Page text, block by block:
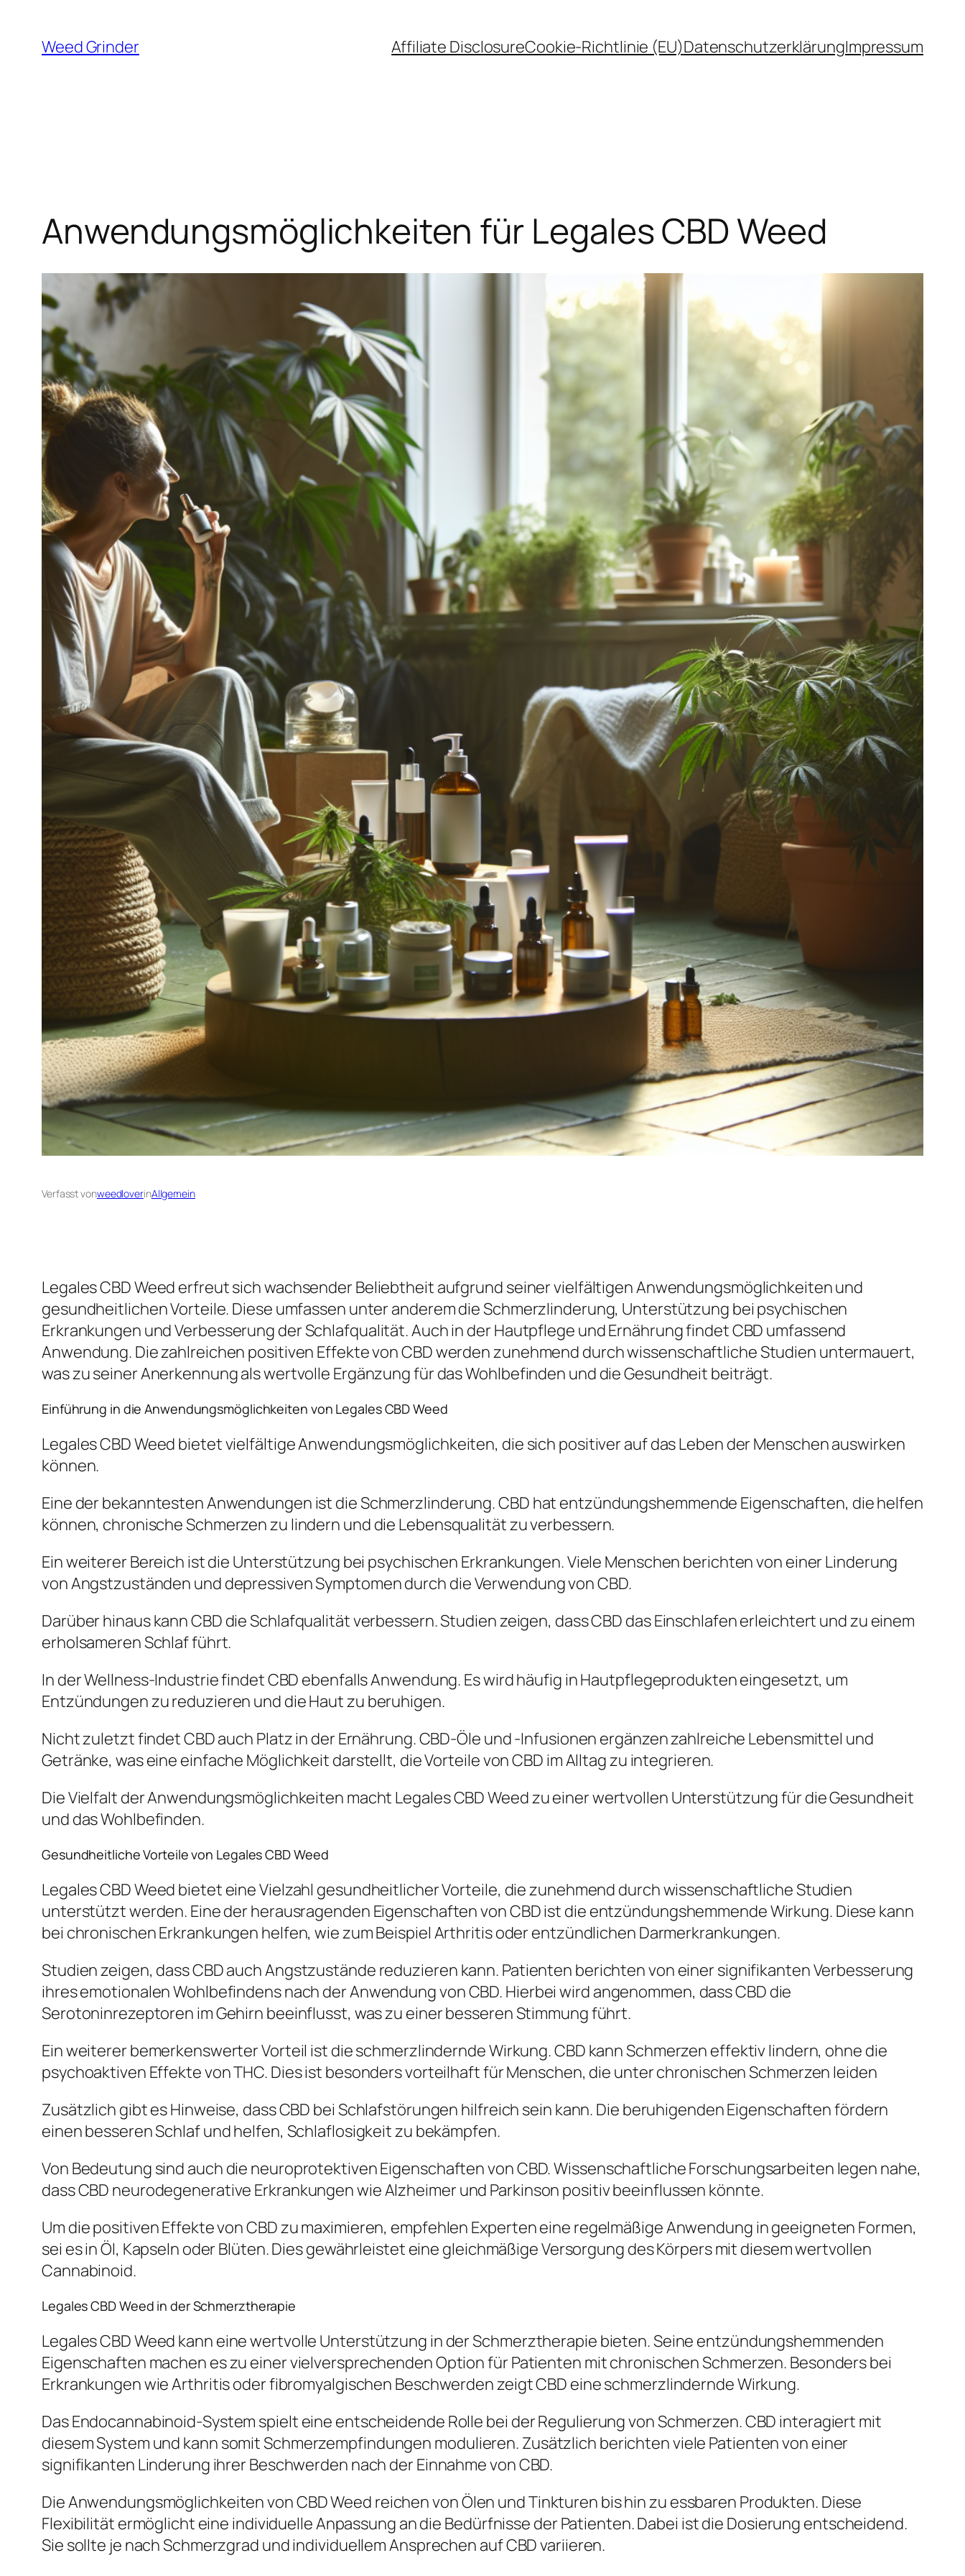
Inhalt
springen
Weed Grinder Affiliate DisclosureCookie-Richtlinie (EU)DatenschutzerklärungImpressum
Anwendungsmöglichkeiten für Legales CBD Weed
Verfasst vonweedloverinAllgemein
Legales CBD Weed erfreut sich wachsender Beliebtheit aufgrund seiner vielfältigen Anwendungsmöglichkeiten und
gesundheitlichen Vorteile. Diese umfassen unter anderem die Schmerzlinderung, Unterstützung bei psychischen
Erkrankungen und Verbesserung der Schlafqualität. Auch in der Hautpflege und Ernährung findet CBD umfassend
Anwendung. Die zahlreichen positiven Effekte von CBD werden zunehmend durch wissenschaftliche Studien untermauert,
was zu seiner Anerkennung als wertvolle Ergänzung für das Wohlbefinden und die Gesundheit beiträgt.
Einführung in die Anwendungsmöglichkeiten von Legales CBD Weed
Legales CBD Weed bietet vielfältige Anwendungsmöglichkeiten, die sich positiver auf das Leben der Menschen auswirken
können.
Eine der bekanntesten Anwendungen ist die Schmerzlinderung. CBD hat entzündungshemmende Eigenschaften, die helfen
können, chronische Schmerzen zu lindern und die Lebensqualität zu verbessern.
Ein weiterer Bereich ist die Unterstützung bei psychischen Erkrankungen. Viele Menschen berichten von einer Linderung
von Angstzuständen und depressiven Symptomen durch die Verwendung von CBD.
Darüber hinaus kann CBD die Schlafqualität verbessern. Studien zeigen, dass CBD das Einschlafen erleichtert und zu einem
erholsameren Schlaf führt.
In der Wellness-Industrie findet CBD ebenfalls Anwendung. Es wird häufig in Hautpflegeprodukten eingesetzt, um
Entzündungen zu reduzieren und die Haut zu beruhigen.
Nicht zuletzt findet CBD auch Platz in der Ernährung. CBD-Öle und -Infusionen ergänzen zahlreiche Lebensmittel und
Getränke, was eine einfache Möglichkeit darstellt, die Vorteile von CBD im Alltag zu integrieren.
Die Vielfalt der Anwendungsmöglichkeiten macht Legales CBD Weed zu einer wertvollen Unterstützung für die Gesundheit
und das Wohlbefinden.
Gesundheitliche Vorteile von Legales CBD Weed
Legales CBD Weed bietet eine Vielzahl gesundheitlicher Vorteile, die zunehmend durch wissenschaftliche Studien
unterstützt werden. Eine der herausragenden Eigenschaften von CBD ist die entzündungshemmende Wirkung. Diese kann
bei chronischen Erkrankungen helfen, wie zum Beispiel Arthritis oder entzündlichen Darmerkrankungen.
Studien zeigen, dass CBD auch Angstzustände reduzieren kann. Patienten berichten von einer signifikanten Verbesserung
ihres emotionalen Wohlbefindens nach der Anwendung von CBD. Hierbei wird angenommen, dass CBD die
Serotoninrezeptoren im Gehirn beeinflusst, was zu einer besseren Stimmung führt.
Ein weiterer bemerkenswerter Vorteil ist die schmerzlindernde Wirkung. CBD kann Schmerzen effektiv lindern, ohne die
psychoaktiven Effekte von THC. Dies ist besonders vorteilhaft für Menschen, die unter chronischen Schmerzen leiden
Zusätzlich gibt es Hinweise, dass CBD bei Schlafstörungen hilfreich sein kann. Die beruhigenden Eigenschaften fördern
einen besseren Schlaf und helfen, Schlaflosigkeit zu bekämpfen.
Von Bedeutung sind auch die neuroprotektiven Eigenschaften von CBD. Wissenschaftliche Forschungsarbeiten legen nahe,
dass CBD neurodegenerative Erkrankungen wie Alzheimer und Parkinson positiv beeinflussen könnte.
Um die positiven Effekte von CBD zu maximieren, empfehlen Experten eine regelmäßige Anwendung in geeigneten Formen,
sei es in Öl, Kapseln oder Blüten. Dies gewährleistet eine gleichmäßige Versorgung des Körpers mit diesem wertvollen
Cannabinoid.
Legales CBD Weed in der Schmerztherapie
Legales CBD Weed kann eine wertvolle Unterstützung in der Schmerztherapie bieten. Seine entzündungshemmenden
Eigenschaften machen es zu einer vielversprechenden Option für Patienten mit chronischen Schmerzen. Besonders bei
Erkrankungen wie Arthritis oder fibromyalgischen Beschwerden zeigt CBD eine schmerzlindernde Wirkung.
Das Endocannabinoid-System spielt eine entscheidende Rolle bei der Regulierung von Schmerzen. CBD interagiert mit
diesem System und kann somit Schmerzempfindungen modulieren. Zusätzlich berichten viele Patienten von einer
signifikanten Linderung ihrer Beschwerden nach der Einnahme von CBD.
Die Anwendungsmöglichkeiten von CBD Weed reichen von Ölen und Tinkturen bis hin zu essbaren Produkten. Diese
Flexibilität ermöglicht eine individuelle Anpassung an die Bedürfnisse der Patienten. Dabei ist die Dosierung entscheidend.
Sie sollte je nach Schmerzgrad und individuellem Ansprechen auf CBD variieren.